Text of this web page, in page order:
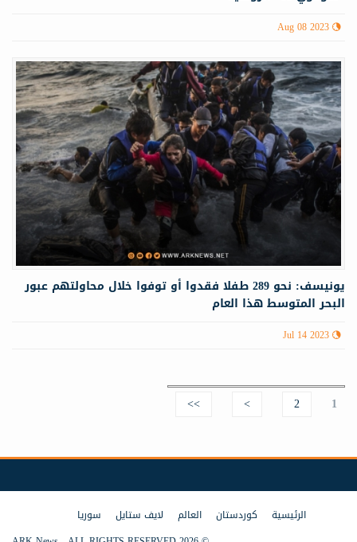
Aug 08 2023
يونيسف: نحو 289 طفلا فقدوا أو توفوا خلال محاولتهم عبور
البحر المتوسط هذا العام
Jul 14 2023
Pages
1
2
>
>>
الرئيسية كوردستان العالم لايف ستايل
سوريا